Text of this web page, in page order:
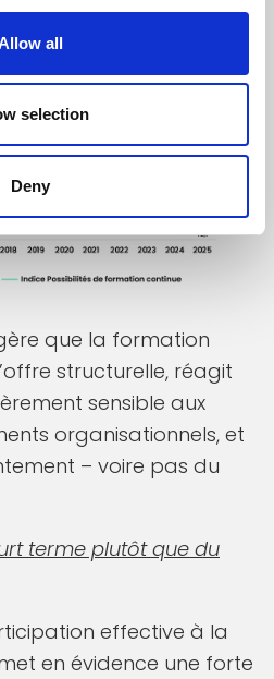
all
selection
Deny
que la formation
structurelle, réagit
sensible aux
organisationnels, et
– voire pas du
terme plutôt que du
effective à la
en évidence une forte